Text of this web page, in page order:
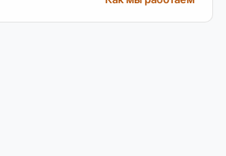
риски отказа от